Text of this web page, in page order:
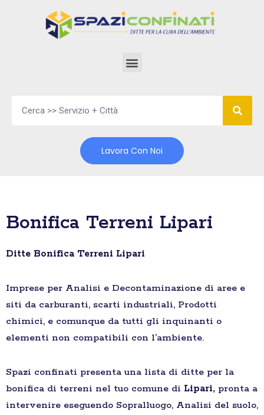
Lavora Con Noi
Bonifica Terreni Lipari
Ditte Bonifica Terreni Lipari
Imprese per Analisi e Decontaminazione di aree e
siti da carburanti, scarti industriali, Prodotti
chimici, e comunque da tutti gli inquinanti o
elementi non compatibili con l’ambiente.
Spazi confinati presenta una lista di ditte per la
bonifica di terreni nel tuo comune di Lipari, pronta a
intervenire eseguendo Sopralluogo, Analisi del suolo,